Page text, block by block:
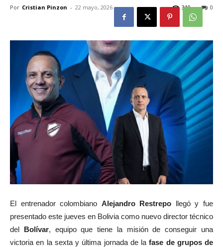
Por Cristian Pinzon - 22 mayo, 2026 0
310
El entrenador colombiano Alejandro Restrepo llegó y fue
presentado este jueves en Bolivia como nuevo director técnico
del Bolívar, equipo que tiene la misión de conseguir una
victoria en la sexta y última jornada de lafase de grupos de